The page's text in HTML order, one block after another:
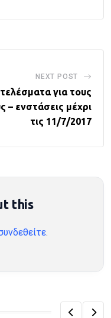
NEXT POST
για τους
– ενστάσεις μέχρι
τις 11/7/2017
this
.